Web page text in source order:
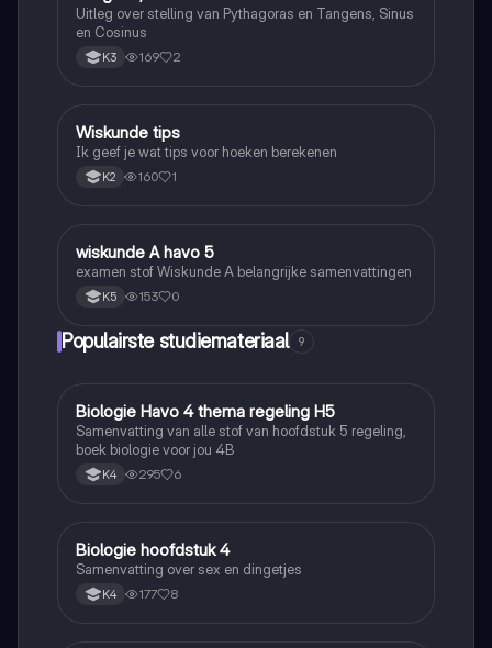
Uitleg over stelling van Pythagoras en Tangens, Sinus
en Cosinus
K3 169 2
Wiskunde
Wiskunde tips
Ik geef je wat tips voor hoeken berekenen
K2 160 1
Wiskunde
wiskunde A havo 5
examen stof Wiskunde A belangrijke samenvattingen
K5 153 0
Populairste studiemateriaal 9
Biologie
Biologie Havo 4 thema regeling H5
Samenvatting van alle stof van hoofdstuk 5 regeling,
boek biologie voor jou 4B
K4 295 6
Biologie
Biologie hoofdstuk 4
Samenvatting over sex en dingetjes
K4 177 8